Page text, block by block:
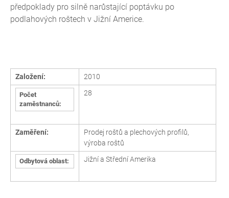
předpoklady pro silně narůstající poptávku po
podlahových roštech v Jižní Americe.
Založení: 2010
Počet
zaměstnanců:
28
Zaměření:
Prodej roštů a plechových profilů,
výroba roštů
Odbytová oblast: Jižní a Střední Amerika